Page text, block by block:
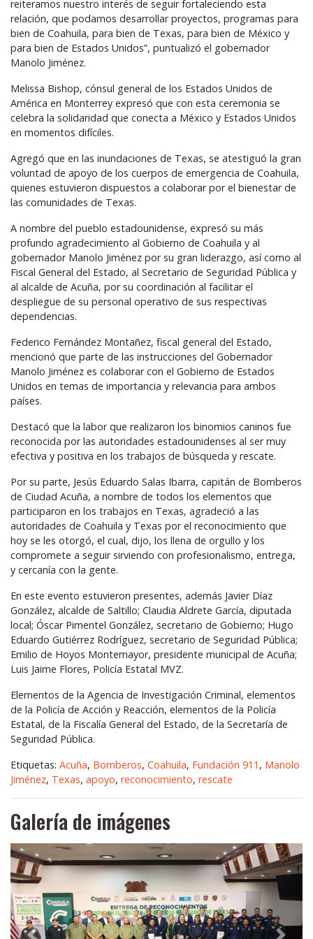
reiteramos nuestro interés de seguir fortaleciendo esta
relación, que podamos desarrollar proyectos, programas para
bien de Coahuila, para bien de Texas, para bien de México y
para bien de Estados Unidos”, puntualizó el gobernador
Manolo Jiménez.
Melissa Bishop, cónsul general de los Estados Unidos de
América en Monterrey expresó que con esta ceremonia se
celebra la solidaridad que conecta a México y Estados Unidos
en momentos difíciles.
Agregó que en las inundaciones de Texas, se atestiguó la gran
voluntad de apoyo de los cuerpos de emergencia de Coahuila,
quienes estuvieron dispuestos a colaborar por el bienestar de
las comunidades de Texas.
A nombre del pueblo estadounidense, expresó su más
profundo agradecimiento al Gobierno de Coahuila y al
gobernador Manolo Jiménez por su gran liderazgo, así como al
Fiscal General del Estado, al Secretario de Seguridad Pública y
al alcalde de Acuña, por su coordinación al facilitar el
despliegue de su personal operativo de sus respectivas
dependencias.
Federico Fernández Montañez, fiscal general del Estado,
mencionó que parte de las instrucciones del Gobernador
Manolo Jiménez es colaborar con el Gobierno de Estados
Unidos en temas de importancia y relevancia para ambos
países.
Destacó que la labor que realizaron los binomios caninos fue
reconocida por las autoridades estadounidenses al ser muy
efectiva y positiva en los trabajos de búsqueda y rescate.
Por su parte, Jesús Eduardo Salas Ibarra, capitán de Bomberos
de Ciudad Acuña, a nombre de todos los elementos que
participaron en los trabajos en Texas, agradeció a las
autoridades de Coahuila y Texas por el reconocimiento que
hoy se les otorgó, el cual, dijo, los llena de orgullo y los
compromete a seguir sirviendo con profesionalismo, entrega,
y cercanía con la gente.
En este evento estuvieron presentes, además Javier Díaz
González, alcalde de Saltillo; Claudia Aldrete García, diputada
local; Óscar Pimentel González, secretario de Gobierno; Hugo
Eduardo Gutiérrez Rodríguez, secretario de Seguridad Pública;
Emilio de Hoyos Montemayor, presidente municipal de Acuña;
Luis Jaime Flores, Policía Estatal MVZ.
Elementos de la Agencia de Investigación Criminal, elementos
de la Policía de Acción y Reacción, elementos de la Policía
Estatal, de la Fiscalía General del Estado, de la Secretaría de
Seguridad Pública.
Etiquetas: Acuña, Bomberos, Coahuila, Fundación 911 , Manolo
Jiménez, Texas, apoyo, reconocimiento, rescate
Galería de imágenes